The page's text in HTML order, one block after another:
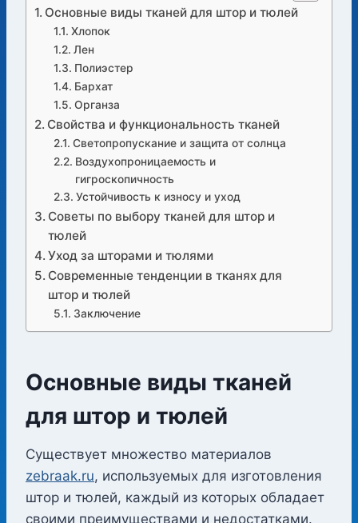
Основные виды тканей для штор и тюлей
Хлопок
Лен
Полиэстер
Бархат
Органза
Свойства и функциональность тканей
Светопропускание и защита от солнца
Воздухопроницаемость и
гигроскопичность
Устойчивость к износу и уход
Советы по выбору тканей для штор и
тюлей
Уход за шторами и тюлями
Современные тенденции в тканях для
штор и тюлей
Заключение
Основные виды тканей
для штор и тюлей
Существует множество материалов
zebraak.ru, используемых для изготовления
штор и тюлей, каждый из которых обладает
своими преимуществами и недостатками.